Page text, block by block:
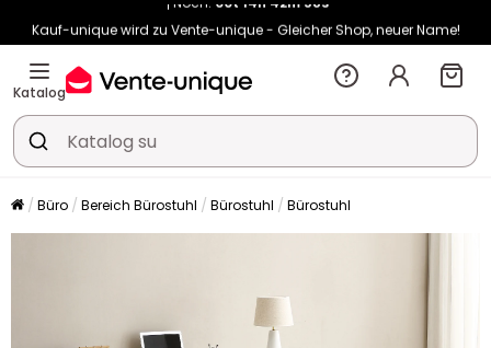
Kauf-unique wird zu Vente-unique - Gleicher Shop, neuer Name!
-10% ab 400€ mitHEAT10auf Vente-unique-Produkte
Noch:
Katalog
Büro Bereich Bürostuhl Bürostuhl Bürostuhl